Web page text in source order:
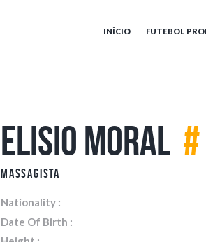
INÍCIO FUTEBOL
Elisio Moral #
Massagista
Nationality :
Date Of Birth :